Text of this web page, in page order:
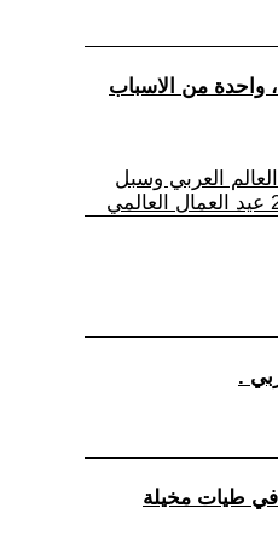
، واحدة من الاسباب
العربي وسبل
في طيات مخيلة